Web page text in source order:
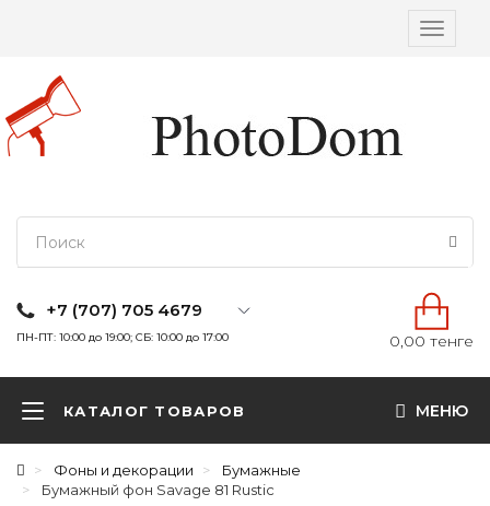
Вкл/
+7 (707) 705 4679
ПН-ПТ: 10:00 до 19:00; СБ: 10:00 до 17:00 0,00 тенге
КАТАЛОГ ТОВАРОВ МЕНЮ
Фоны и декорации
Бумажные
Бумажный фон Savage 81 Rustic